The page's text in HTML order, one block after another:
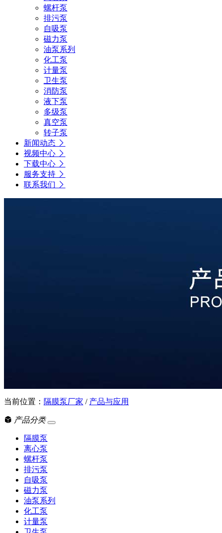
螺杆泵
排污泵
自吸泵
磁力泵
油泵系列
化工泵
计量泵
卫生泵
消防泵
液下泵
多级泵
真空泵
转子泵
新闻动态
视频中心
下载中心
服务支持
联系我们
当前位置： 隔膜泵厂家 / 产品与应用
产品分类
隔膜泵
离心泵
螺杆泵
排污泵
自吸泵
磁力泵
油泵系列
化工泵
计量泵